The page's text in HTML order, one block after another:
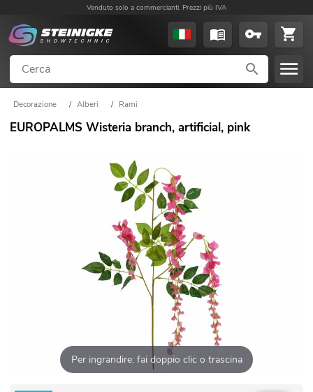
Venduto solo a commercianti. Prezzi più IVA
Decorazione / Alberi / Rami
EUROPALMS Wisteria branch, artificial, pink
Per ingrandire: fai doppio clic o trascina